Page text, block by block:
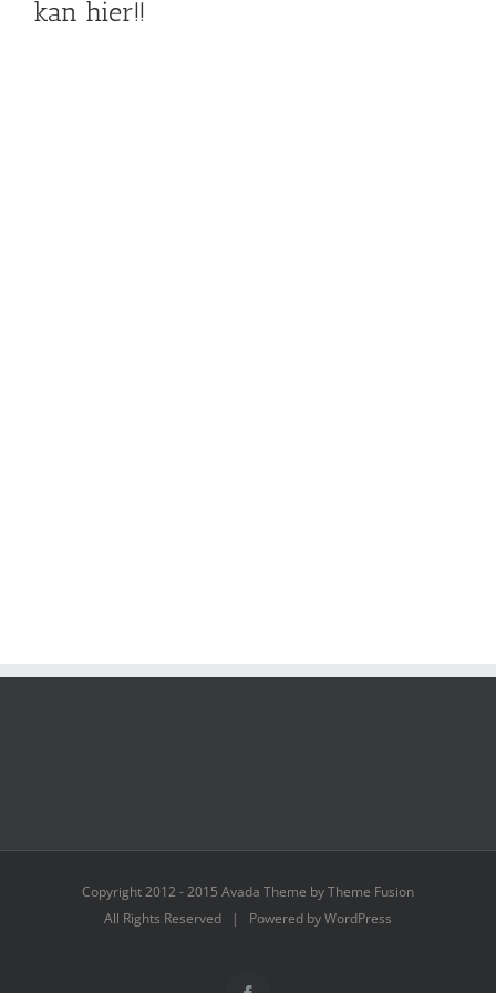
kan hier!!
Copyright 2012 - 2015 Avada Theme by Theme Fusion
All Rights Reserved | Powered by WordPress